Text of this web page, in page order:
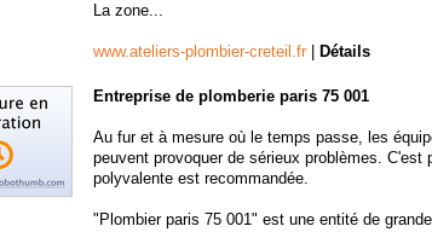
La zone...
www.ateliers-plombier-creteil.fr Détails
Entreprise de plomberie paris 75 001
Au fur et à mesure où le temps passe, les
peuvent provoquer de sérieux problèmes. C'est
polyvalente est recommandée.
"Plombier paris 75 001" est une entité de